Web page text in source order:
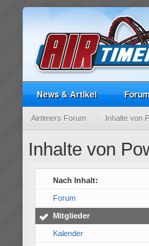
News & Artikel
Airtimers Forum Inhalte von
Inhalte von
Nach Inhalt:
Forum
Mitglieder
Kalender